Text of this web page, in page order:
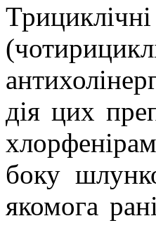
дія цих
боку
якомога